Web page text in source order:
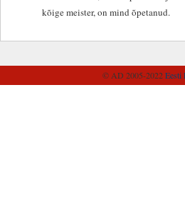
kõige meister, on mind õpetanud.
© AD 2005-2022Eesti